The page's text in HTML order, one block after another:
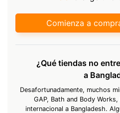
Comienza a
¿Qué tiendas no
a
Desafortunadamente, muchos
GAP, Bath and Body
internacional a Bangladesh.